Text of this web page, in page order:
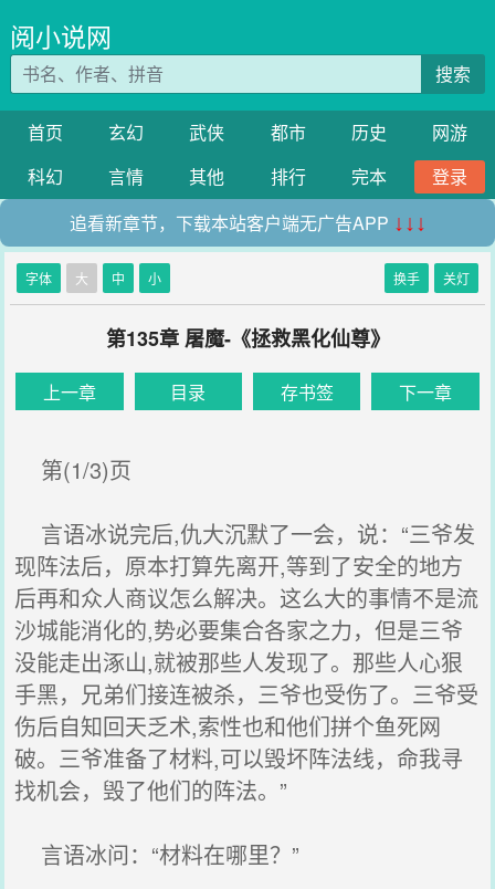
阅小说网
搜索
首页 玄幻 武侠 都市 历史
网游
科幻
言情 其他 排行 完本
登录
追看新章节，下载本站客户端无广告APP ↓↓↓
字体 大 中 小 换手 关灯
第135章 屠魔-《拯救黑化仙尊》
上一章 目录 存书签 下一章
第(1/3)页
言语冰说完后,仇大沉默了一会，说：“三爷发
现阵法后，原本打算先离开,等到了安全的地方
后再和众人商议怎么解决。这么大的事情不是流
沙城能消化的,势必要集合各家之力，但是三爷
没能走出涿山,就被那些人发现了。那些人心狠
手黑，兄弟们接连被杀，三爷也受伤了。三爷受
伤后自知回天乏术,索性也和他们拼个鱼死网
破。三爷准备了材料,可以毁坏阵法线，命我寻
找机会，毁了他们的阵法。”
言语冰问：“材料在哪里？”